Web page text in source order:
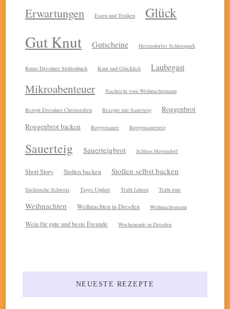
Erwartungen Essen und Trinken Glück
Gut Knut Gutscheine Hermsdorfer Schlosspark
Knuts Dresdner Stollenbuch Knut und Glücklich Laubegast
Mikroabenteuer Nachricht vom Weihnachtsmann
Rezept Dresdner Christstollen Rezepte mit Sauerteig
Roggenbrot
Roggenbrot backen
Roggensauer Roggensauerteig
Sauerteig Sauerteigbrot Schloss Hermsdorf
Short Story Stollen backen Stollen selbst backen
Sächsische Schweiz Tages Update Trabi fahren Trabi tour
Weihnachten Weihnachten in Dresden Weihnachtsmann
Wein für gute und beste Freunde Wochenende in Dresden
NEUESTE REZEPTE